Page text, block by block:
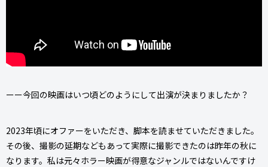
ーー今回の映画はいつ頃どのようにして出演が決まりましたか？
2023年頃にオファーをいただき、脚本を読ませていただきました。
その後、撮影の延期などもあって実際に撮影できたのは昨年の秋に
なります。私は元々ホラー映画が得意なジャンルではないんですけ